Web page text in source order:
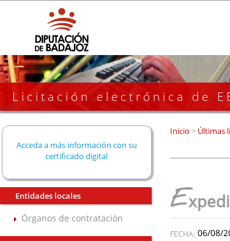
Licitación electrónica de
Acceda a más información con su
certificado digital
Entidades locales
Órganos de contratación
Inicio >Últimas
E
06/08/